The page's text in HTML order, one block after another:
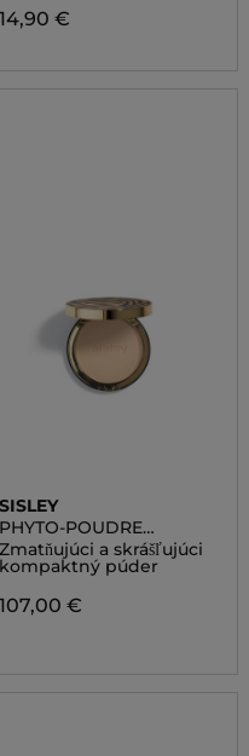
14,90 €
SISLEY
PHYTO-POUDRE
COMPACTE
Zmatňujúci a skrášľujúci
kompaktný púder
107,00 €